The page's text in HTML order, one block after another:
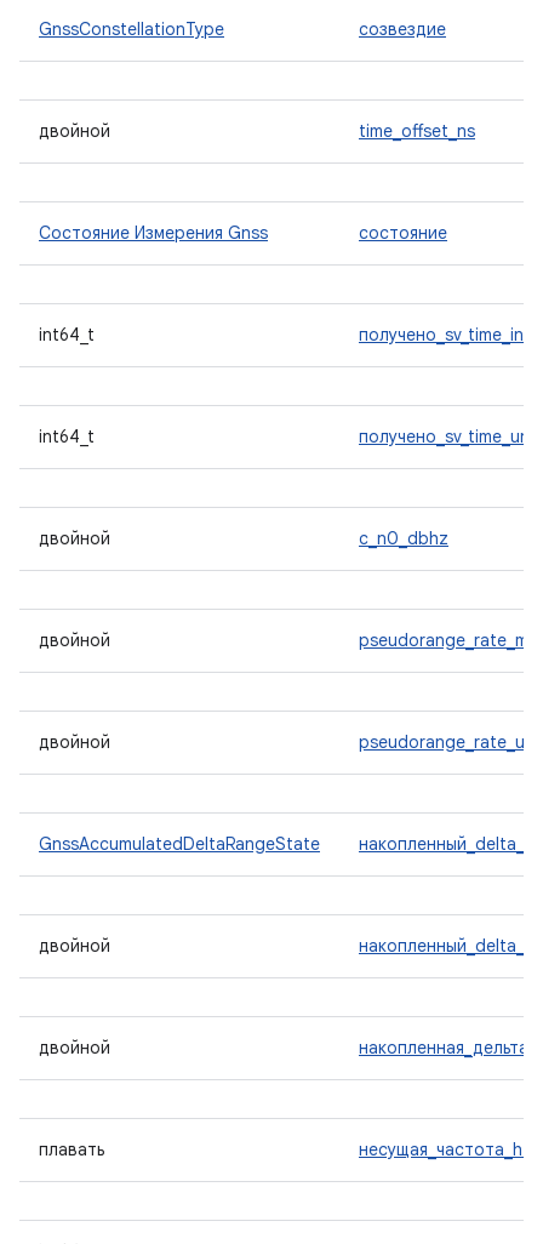
GnssConstellationType созвездие
двойной time_offset_ns
Состояние Измерения Gnss состояние
int64_t
int64_t
двойной c_n0_dbhz
двойной
двойной
GnssAccumulatedDeltaRangeState
двойной
двойной
плавать несущая_частота_hz